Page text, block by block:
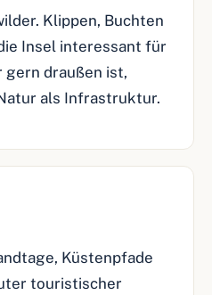
Klippen, Buchten
Insel interessant für
gern draußen ist,
als Infrastruktur.
Küstenpfade
touristischer